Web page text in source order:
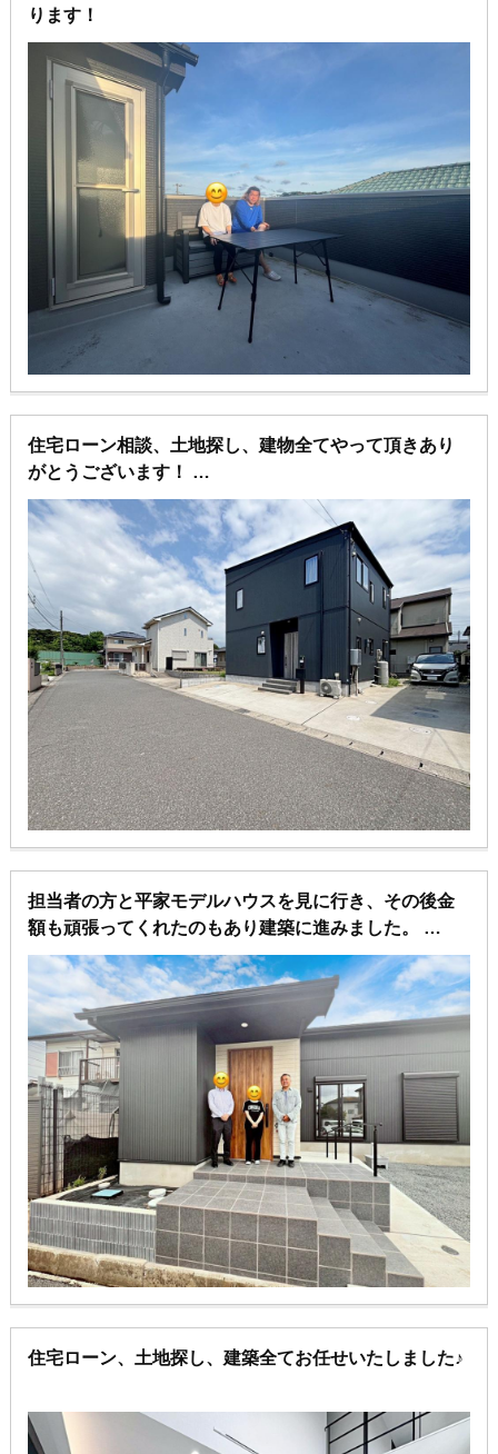
ります！
住宅ローン相談、土地探し、建物全てやって頂きあり
がとうございます！
引き続きどうぞよろしくお願いします^_^
担当者の方と平家モデルハウスを見に行き、その後金
額も頑張ってくれたのもあり建築に進みました。
ありがとうございます。
住宅ローン、土地探し、建築全てお任せいたしました♪